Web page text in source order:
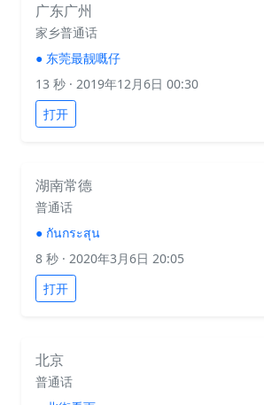
广东广州
家乡普通话
● 东莞最靓嘅仔
13 秒 · 2019年12月6日 00:30
打开
湖南常德
普通话
● กันกระสุน
8 秒 · 2020年3月6日 20:05
打开
北京
普通话